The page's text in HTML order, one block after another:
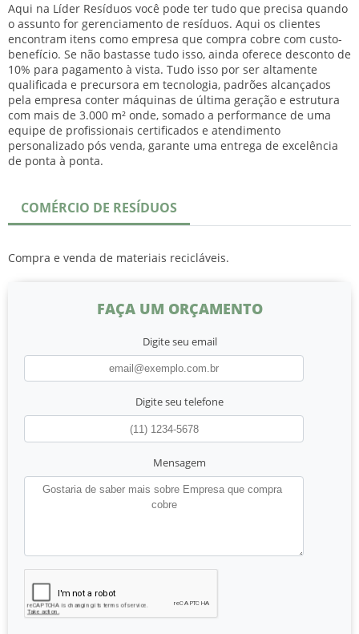
Aqui na Líder Resíduos você pode ter tudo que precisa quando
o assunto for gerenciamento de resíduos. Aqui os clientes
encontram itens como empresa que compra cobre com custo-
benefício. Se não bastasse tudo isso, ainda oferece desconto de
10% para pagamento à vista. Tudo isso por ser altamente
qualificada e precursora em tecnologia, padrões alcançados
pela empresa conter máquinas de última geração e estrutura
com mais de 3.000 m² onde, somado a performance de uma
equipe de profissionais certificados e atendimento
personalizado pós venda, garante uma entrega de excelência
de ponta à ponta.
COMÉRCIO DE RESÍDUOS
Compra e venda de materiais recicláveis.
FAÇA UM ORÇAMENTO
Digite seu email
Digite seu telefone
Mensagem